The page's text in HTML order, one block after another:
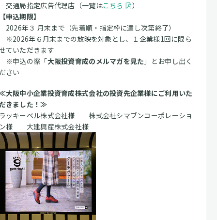
通局指定広告代理店（一覧はこちら
）
申込期限】
年３ 月末まで（先着順・指定枠に達し次第終了）
年６月末までの放映を対象とし、１企業様1回に限ら
ていただきます
申込の際「大阪投資育成のメルマガを見た 」とお申し出く
さい
大阪中小企業投資育成株式会社の投資先企業様にご利用いた
きました！≫
ッキーベル株式会社様 株式会社シマブンコーポレーショ
様 大建興産株式会社様